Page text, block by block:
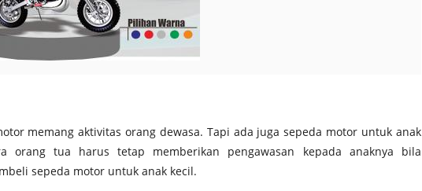
memang aktivitas orang dewasa. Tapi ada juga sepeda motor untuk anak
orang tua harus tetap memberikan pengawasan kepada anaknya bila
sepeda motor untuk anak kecil.